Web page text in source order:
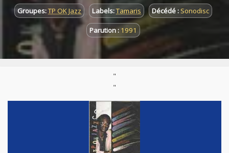
Groupes:TP OK Jazz Labels:Tamaris Décédé : Sonodisc
Parution : 1991
"
"